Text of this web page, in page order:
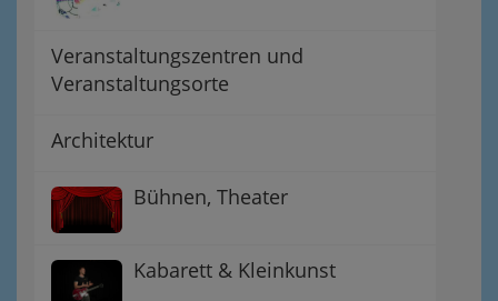
Veranstaltungszentren und
Veranstaltungsorte
Architektur
Bühnen, Theater
Kabarett & Kleinkunst